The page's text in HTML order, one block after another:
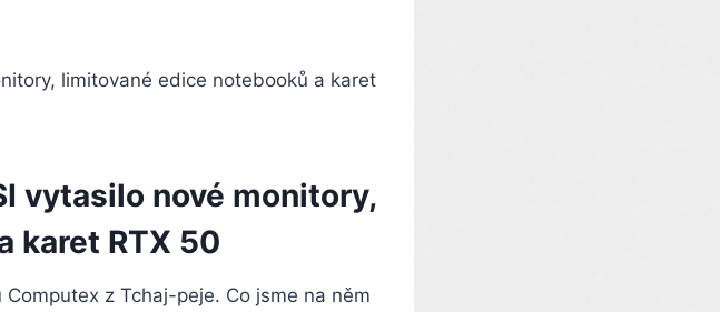
vytasilo nové monitory,
karet RTX 50
z Tchaj-peje. Co jsme na něm